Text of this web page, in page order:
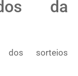
da
dos sorteios